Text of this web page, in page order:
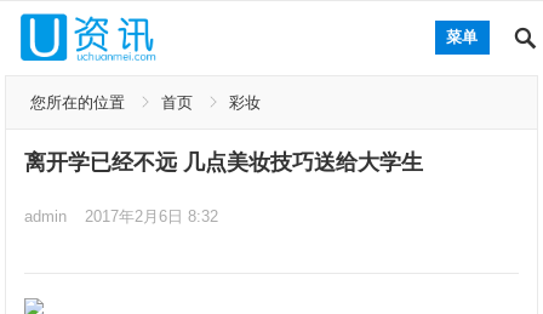
菜单
您所在的位置 首页 彩妆
离开学已经不远 几点美妆技巧送给大学生
admin 2017年2月6日 8:32